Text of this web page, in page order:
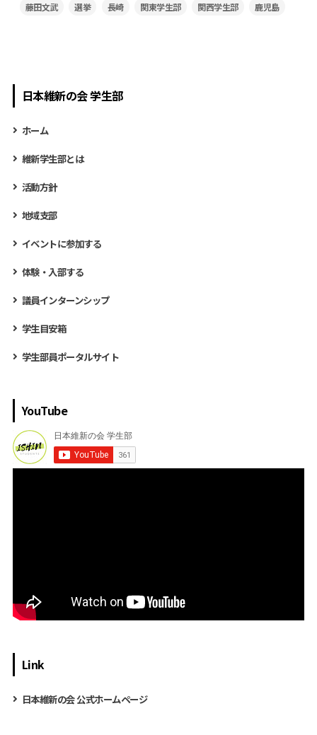
藤田文武 選挙 長崎 関東学生部 関西学生部 鹿児島
日本維新の会 学生部
ホーム
維新学生部とは
活動方針
地域支部
イベントに参加する
体験・入部する
議員インターンシップ
学生目安箱
学生部員ポータルサイト
YouTube
Link
日本維新の会 公式ホームページ